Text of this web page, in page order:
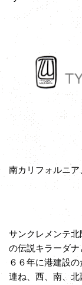
南カリフォルニア
サンクレメンテ
の伝説キラーダ
６６年に港建設
連ね、西、南、